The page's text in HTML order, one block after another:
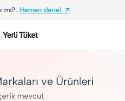
Yerli Tüketiciler, Yerli
ve Ürünleri
mevcut